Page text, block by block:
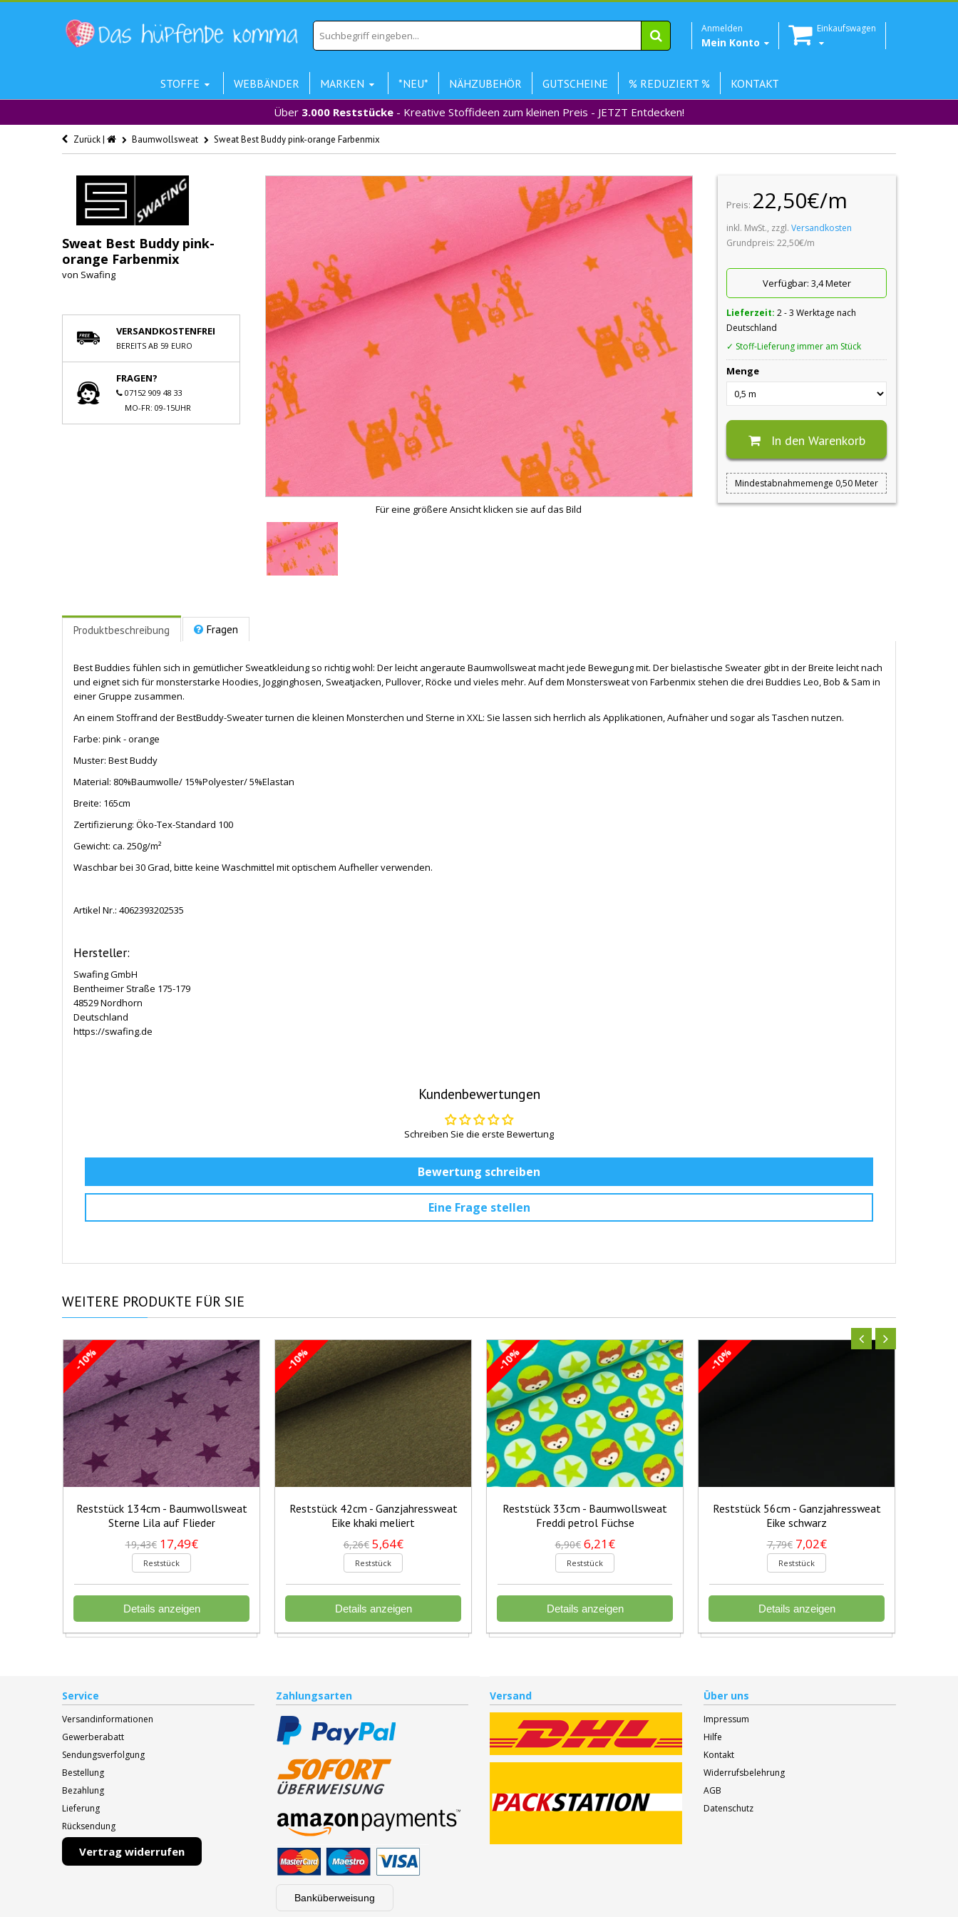
Anmelden
Mein Konto
Einkaufswagen
STOFFE WEBBÄNDER MARKEN *NEU* NÄHZUBEHÖR GUTSCHEINE % REDUZIERT %
KONTAKT
Über 3.000 Reststücke - Kreative Stoffideen zum kleinen Preis - JETZT Entdecken!
Zurück | Baumwollsweat Sweat Best Buddy pink-orange Farbenmix
Sweat Best Buddy pink-
orange Farbenmix
von Swafing
VERSANDKOSTENFREI
BEREITS AB 59 EURO
FRAGEN?
07152 909 48 33
MO-FR: 09-15UHR
Für eine größere Ansicht klicken sie auf das Bild
Preis: 22,50€/m
inkl. MwSt., zzgl.Versandkosten
Grundpreis: 22,50€/m
Verfügbar: 3,4 Meter
Lieferzeit:2 - 3 Werktage nach
Deutschland
✓ Stoff-Lieferung immer am Stück
Menge
In den Warenkorb
Mindestabnahmemenge 0,50 Meter
Produktbeschreibung Fragen
Best Buddies fühlen sich in gemütlicher Sweatkleidung so richtig wohl: Der leicht angeraute Baumwollsweat macht jede Bewegung mit. Der bielastische Sweater gibt in der Breite leicht nach
und eignet sich für monsterstarke Hoodies, Jogginghosen, Sweatjacken, Pullover, Röcke und vieles mehr. Auf dem Monstersweat von Farbenmix stehen die drei Buddies Leo, Bob & Sam in
einer Gruppe zusammen.
An einem Stoffrand der BestBuddy-Sweater turnen die kleinen Monsterchen und Sterne in XXL: Sie lassen sich herrlich als Applikationen, Aufnäher und sogar als Taschen nutzen.
Farbe: pink - orange
Muster: Best Buddy
Material: 80%Baumwolle/ 15%Polyester/ 5%Elastan
Breite: 165cm
Zertifizierung: Öko-Tex-Standard 100
Gewicht: ca. 250g/m²
Waschbar bei 30 Grad, bitte keine Waschmittel mit optischem Aufheller verwenden.
Artikel Nr.: 4062393202535
Hersteller:
Swafing GmbH
Bentheimer Straße 175-179
48529 Nordhorn
Deutschland
https://swafing.de
Kundenbewertungen
Schreiben Sie die erste Bewertung
Bewertung schreiben
Eine Frage stellen
WEITERE PRODUKTE FÜR SIE
-10%
Reststück 134cm - Baumwollsweat
Sterne Lila auf Flieder
19,43€ 17,49€
Reststück
Details anzeigen
-10%
Reststück 42cm - Ganzjahressweat
Eike khaki meliert
6,26€ 5,64€
Reststück
Details anzeigen
-10%
Reststück 33cm - Baumwollsweat
Freddi petrol Füchse
6,90€ 6,21€
Reststück
Details anzeigen
-10%
Reststück 56cm - Ganzjahressweat
Eike schwarz
7,79€ 7,02€
Reststück
Details anzeigen
Service
Versandinformationen
Gewerberabatt
Sendungsverfolgung
Bestellung
Bezahlung
Lieferung
Rücksendung
Vertrag widerrufen
Zahlungsarten
Banküberweisung
Versand Über uns
Impressum
Hilfe
Kontakt
Widerrufsbelehrung
AGB
Datenschutz